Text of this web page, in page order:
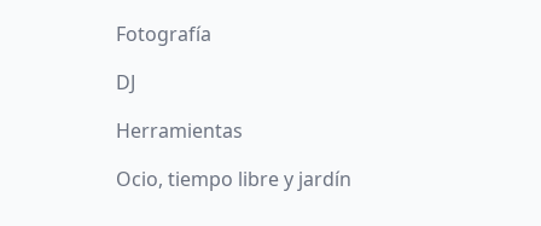
Fotografía
DJ
Herramientas
Ocio, tiempo libre y jardín